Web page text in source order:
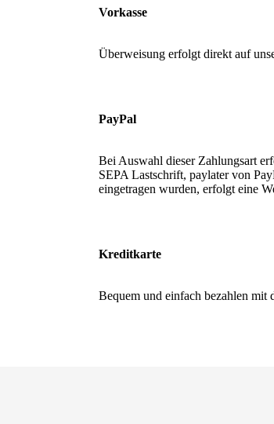
Vorkasse
Überweisung erfolgt direkt auf
PayPal
Bei Auswahl dieser Zahlungsart
SEPA Lastschrift, paylater von
eingetragen wurden, erfolgt eine
Kreditkarte
Bequem und einfach bezahlen